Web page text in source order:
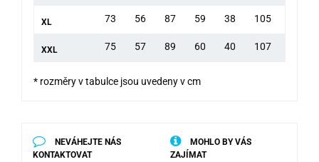
XL 73 56 87 59 38 105
XXL 75 57 89 60 40 107
* rozměry v tabulce jsou uvedeny v cm
NEVÁHEJTE NÁS
KONTAKTOVAT
MOHLO BY VÁS
ZAJÍMAT